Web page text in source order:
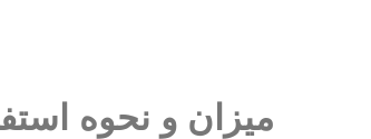
میزان و نحوه